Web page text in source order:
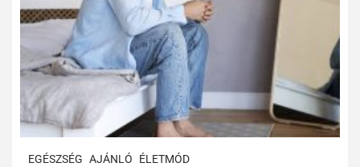
EGÉSZSÉG AJÁNLÓ ÉLETMÓD